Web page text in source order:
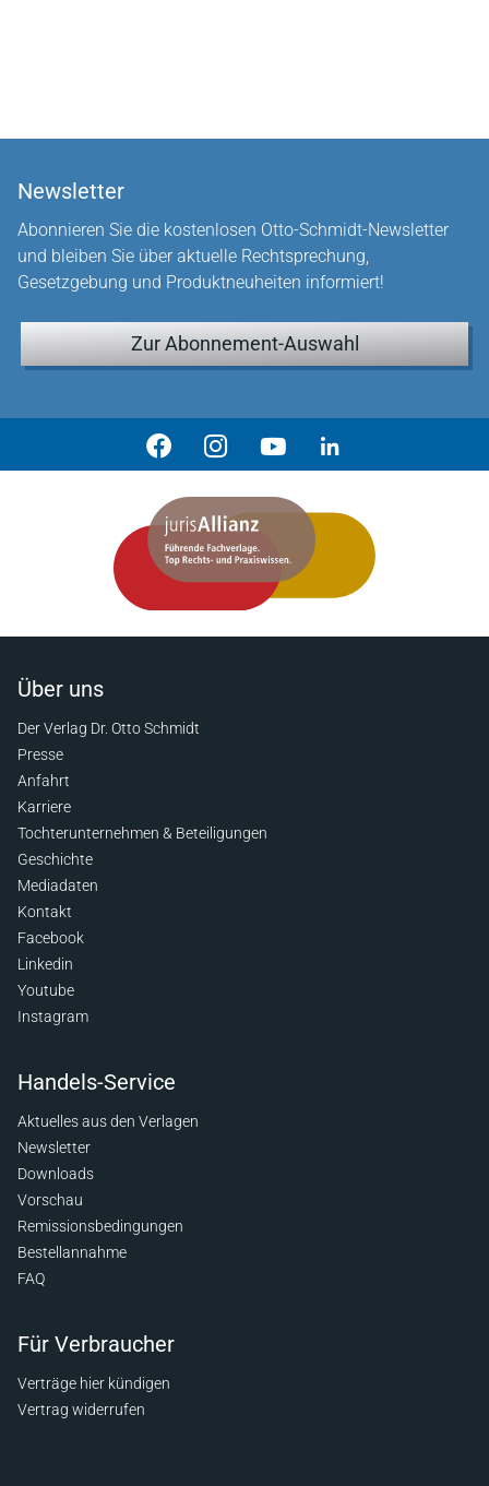
Newsletter
Abonnieren Sie die kostenlosen Otto-Schmidt-Newsletter
und bleiben Sie über aktuelle Rechtsprechung,
Gesetzgebung und Produktneuheiten informiert!
Zur Abonnement-Auswahl
Über uns
Der Verlag Dr. Otto Schmidt
Presse
Anfahrt
Karriere
Tochterunternehmen & Beteiligungen
Geschichte
Mediadaten
Kontakt
Facebook
Linkedin
Youtube
Instagram
Handels-Service
Aktuelles aus den Verlagen
Newsletter
Downloads
Vorschau
Remissionsbedingungen
Bestellannahme
FAQ
Für Verbraucher
Verträge hier kündigen
Vertrag widerrufen